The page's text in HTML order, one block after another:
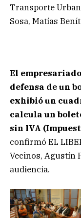
Transporte
Sosa, Matías
El
defensa de un
exhibió un
calcula un
sin IVA
confirmó EL
Vecinos, Agustín
audiencia.